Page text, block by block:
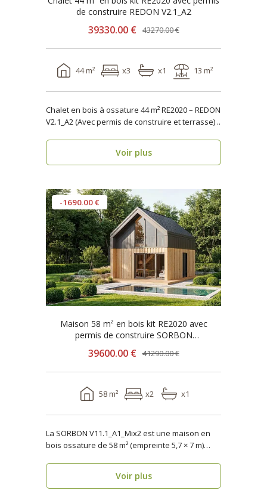
de construire REDON V2.1_A2
39330.00 € 43270.00 €
44 m² x3 x1 13 m²
Chalet en bois à ossature 44 m² RE2020 – REDON
V2.1_A2 (Avec permis de construire et terrasse) ..
Voir plus
-1690.00 €
Maison 58 m² en bois kit RE2020 avec
permis de construire SORBON
39600.00 € 41290.00 €
58 m² x2 x1
La SORBON V11.1_A1_Mix2 est une maison en
bois ossature de 58 m² (empreinte 5,7 × 7 m)
Voir plus